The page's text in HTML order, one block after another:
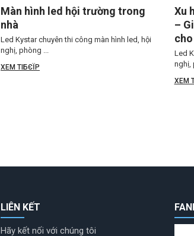
Màn hình led hội trường trong
nhà
Led Kystar chuyên thi công màn hình led, hội
nghị, phòng ...
XEM TIБЄЇP
Xu
–
Led
nghị,
XEM
LIÊN KẾT
Hãy kết nối với chúng tôi